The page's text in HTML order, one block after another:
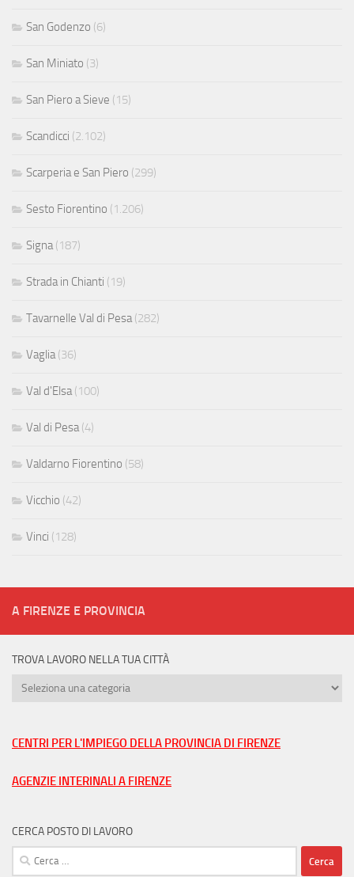
San Godenzo (6)
San Miniato (3)
San Piero a Sieve (15)
Scandicci (2.102)
Scarperia e San Piero (299)
Sesto Fiorentino (1.206)
Signa(187)
Strada in Chianti (19)
Tavarnelle Val di Pesa(282)
Vaglia(36)
Val d'Elsa(100)
Val di Pesa(4)
Valdarno Fiorentino (58)
Vicchio (42)
Vinci (128)
A FIRENZE E PROVINCIA
TROVA LAVORO NELLA TUA CITTÀ
Trova
tua
CENTRI PER L'IMPIEGO DELLA PROVINCIA DI FIRENZE
AGENZIE INTERINALI A FIRENZE
CERCA POSTO DI LAVORO
Ricerca
per: